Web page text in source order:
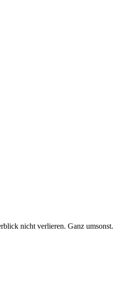
nicht verlieren. Ganz umsonst.